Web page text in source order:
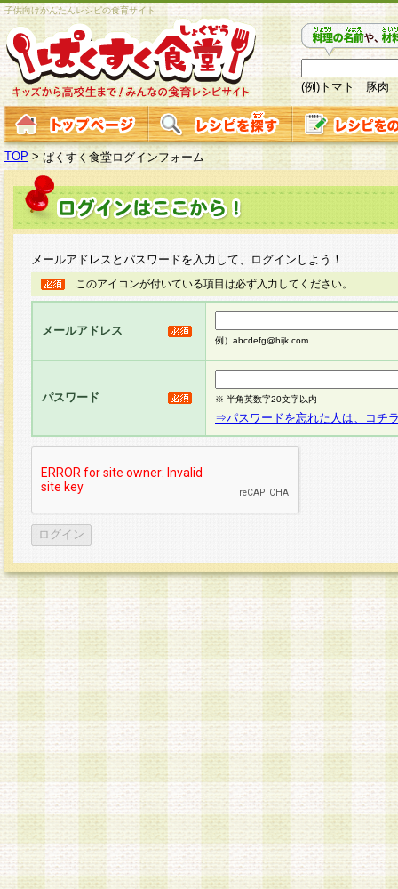
子供向けかんたんレシピの食育サイト
(例)トマト 豚肉
TOP > ぱくすく食堂ログインフォーム
メールアドレスとパスワードを入力して、ログインしよう！
このアイコンが付いている項目は必ず入力してください。
メールアドレス
例）abcdefg@hijk.com
パスワード ※ 半角英数字20文字以内
⇒パスワードを忘れた人は、コチ